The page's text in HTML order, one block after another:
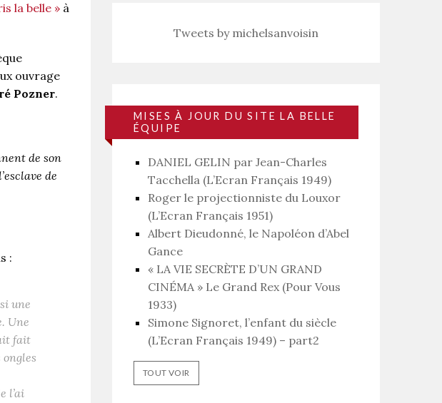
la belle » à
ouvrage
Pozner.
de son
de
:
une
. Une
fait
l’ai
Tweets by michelsanvoisin
MISES À JOUR DU SITE LA BELLE
ÉQUIPE
DANIEL GELIN par Jean-Charles
Tacchella (L’Ecran Français 1949)
Roger le projectionniste du Louxor
(L’Ecran Français 1951)
Albert Dieudonné, le Napoléon d’Abel
Gance
« LA VIE SECRÈTE D’UN GRAND
CINÉMA » Le Grand Rex (Pour Vous
1933)
Simone Signoret, l’enfant du siècle
(L’Ecran Français 1949) – part2
TOUT VOIR